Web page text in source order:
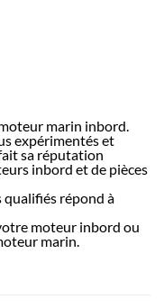
marin inbord.
expérimentés et
sa réputation
inbord et de pièces
répond à
moteur inbord ou
marin.